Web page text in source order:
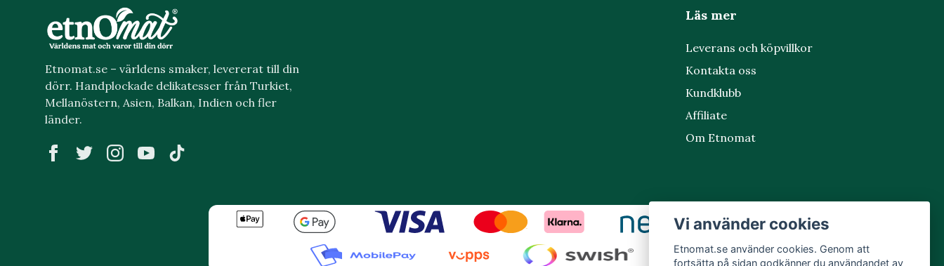
Etnomat.se – världens smaker, levererat till din
dörr. Handplockade delikatesser från Turkiet,
Mellanöstern, Asien, Balkan, Indien och fler
länder.
Läs mer
Leverans och köpvillkor
Kontakta oss
Kundklubb
Affiliate
Om Etnomat
Vi använder cookies
Etnomat.se använder cookies. Genom att
fortsätta på sidan godkänner du användandet av